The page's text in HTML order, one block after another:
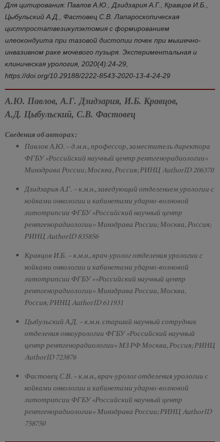
Для цитирования: Павлов А.Ю., Дзидзария А.Г., Кравцов И.Б.,
Цыбульский А.Д., Фастовец С.В. Лапароскопическая
цистпростатвезикулэктомия с формированием
илеокондуита при тазовой дистопии почек при мышечно-
инвазивном раке мочевого пузыря. Экспериментальная и
клиническая урология, 2020(4):24-29,
https://doi.org/10.29188/2222-8543-2020-13-4-24-29
А.Ю. Павлов, А.Г. Дзидзария, И.Б. Кравцов,
А.Д. Цыбульский, С.В. Фастовец
Сведения об авторах:
Павлов А.Ю. – д.м.н., профессор, заместитель директора
ФГБУ «Российский научный центр рентгенорадиологии»
Минздрава России; Москва, Россия; РИНЦ AuthorID 206370
Дзидзария А.Г. – к.м.н., заведующий отделением урологии с
койками онкологии и кабинетами ударно-волновой
литотрипсии ФГБУ «Российский научный центр
рентгенорадиологии» Минздрава России; Москва, Россия;
РИНЦ AuthorID 835856
Кравцов И.Б. – к.м.н., врач-уролог отделения урологии с
койками онкологии и кабинетами ударно-волновой
литотрипсии ФГБУ ««Российский научный центр
рентгенорадиологии» Минздрава России, Москва,
Россия; РИНЦ AuthorID 611931
Цыбульский А.Д. – к.м.н. старший научный сотрудник
отделения онкоурологии ФГБУ «Российский научный
центр рентгенорадиологии» МЗ РФ Москва, Россия; РИНЦ
AuthorID 723876
Фастовец С.В. – к.м.н., врач-уролог отделения урологии с
койками онкологии и кабинетами ударно-волновой
литотрипсии ФГБУ «Российский научный центр
рентгенорадиологии» Минздрава России; РИНЦ AuthorID
758750